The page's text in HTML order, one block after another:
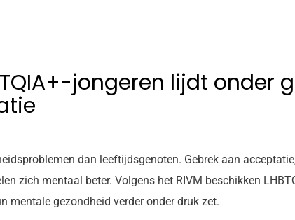
jongeren lijdt onder
dan leeftijdsgenoten. Gebrek aan
zich mentaal beter. Volgens het RIVM beschikken
mentale gezondheid verder onder druk zet.